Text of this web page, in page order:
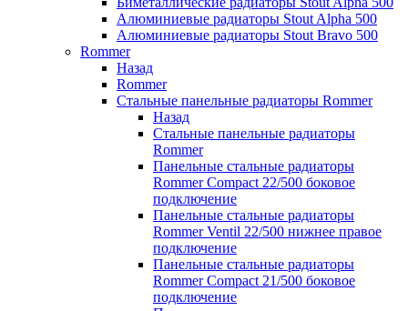
Алюминиевые радиаторы Stout Alpha 500
Алюминиевые радиаторы Stout Bravo 500
Rommer
Назад
Rommer
Стальные панельные радиаторы Rommer
Назад
Стальные панельные радиаторы
Rommer
Панельные стальные радиаторы
Rommer Compact 22/500 боковое
подключение
Панельные стальные радиаторы
Rommer Ventil 22/500 нижнее правое
подключение
Панельные стальные радиаторы
Rommer Compact 21/500 боковое
подключение